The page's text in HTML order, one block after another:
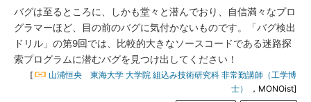
バグは至るところに、しかも堂々と潜んでおり、自信満々なプロ
グラマーほど、目の前のバグに気付かないものです。「バグ検出
ドリル」の第9回では、比較的大きなソースコードである迷路探
索プログラムに潜むバグを見つけ出してください！
[
山浦恒央 東海大学 大学院 組込み技術研究科 非常勤講師（工学博
士）
，MONOist]